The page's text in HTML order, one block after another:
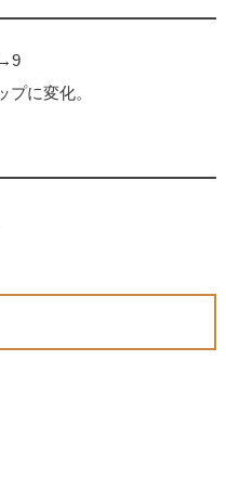
に変化。